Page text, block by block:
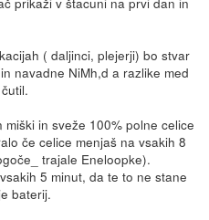
( daljinci, plejerji) bo stvar
navadne NiMh,d a razlike med
in sveže 100% polne celice
če celice menjaš na vsakih 8
trajale Eneloopke).
5 minut, da te to ne stane
baterij.